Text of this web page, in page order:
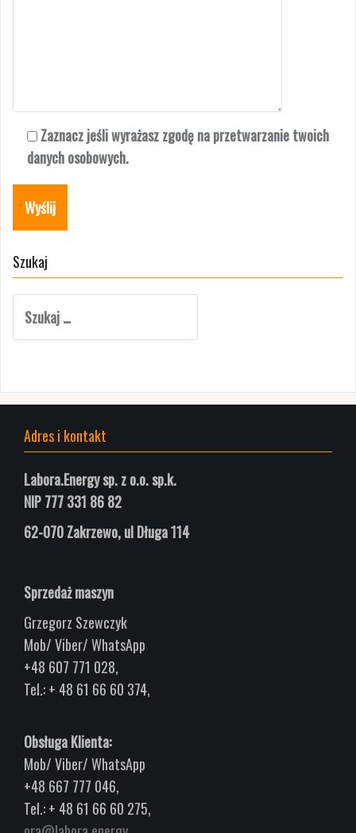
Zaznacz jeśli wyrażasz zgodę na przetwarzanie twoich
danych osobowych.
Szukaj
Adres i kontakt
Labora.Energy sp. z o.o. sp.k.
NIP 777 331 86 82
62-070 Zakrzewo, ulDługa114
Sprzedaż maszyn
Grzegorz Szewczyk
Mob/ Viber/ WhatsApp
+48 607 771 028,
Tel.: + 48 61 66 60 374,
Obsługa Klienta:
Mob/ Viber/ WhatsApp
+48 667 777 046,
Tel.: + 48 61 66 60 275,